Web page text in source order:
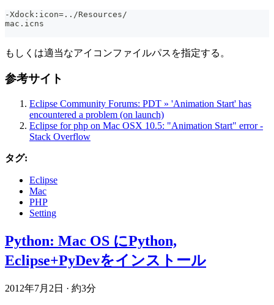
-Xdock:icon=../Resources/
mac.icns
もしくは適当なアイコンファイルパスを指定する。
参考サイト
Eclipse Community Forums: PDT » 'Animation Start' has
encountered a problem (on launch)
Eclipse for php on Mac OSX 10.5: "Animation Start" error -
Stack Overflow
タグ:
Eclipse
Mac
PHP
Setting
Python: Mac OS にPython,
Eclipse+PyDevをインストール
2012年7月2日 · 約3分